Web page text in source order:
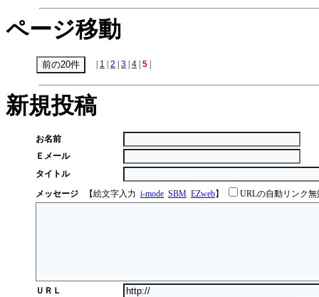
ページ移動
| 1 | 2 | 3 | 4 | 5 |
新規投稿
お名前
Ｅメール
タイトル
メッセージ
【絵文字入力 i-mode SBM EZweb】 URLの自動リンク無
ＵＲＬ